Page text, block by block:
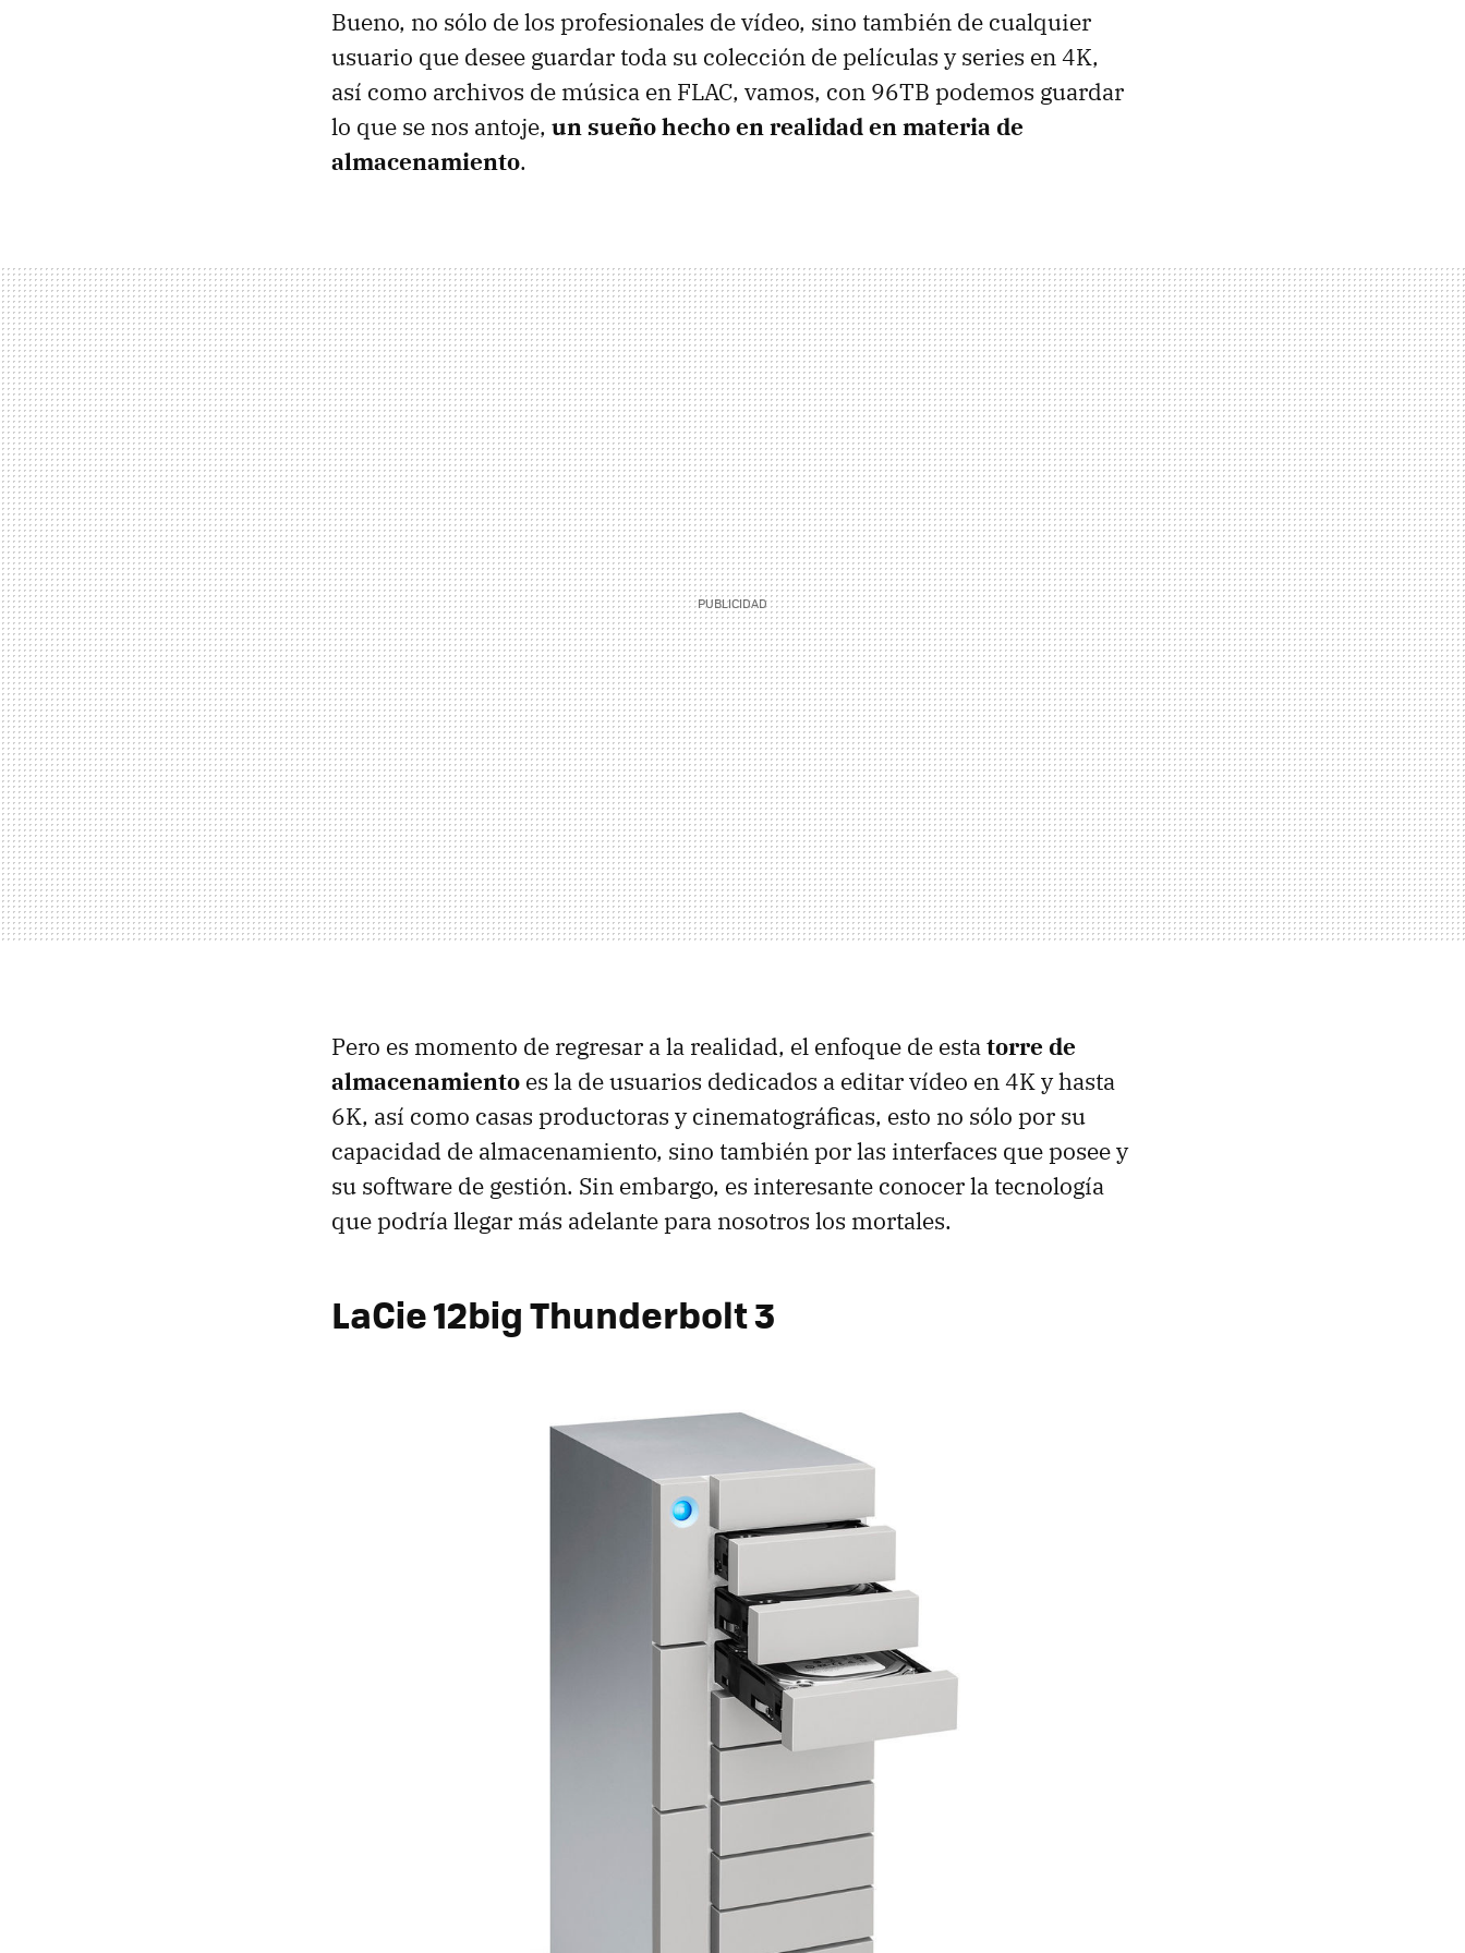
Bueno, no sólo de los profesionales de vídeo, sino también de cualquier
usuario que desee guardar toda su colección de películas y series en 4K,
así como archivos de música en FLAC, vamos, con 96TB podemos guardar
lo que se nos antoje, un sueño hecho en realidad en materia de
almacenamiento.
Pero es momento de regresar a la realidad, el enfoque de estatorre de
almacenamiento es la de usuarios dedicados a editar vídeo en 4K y hasta
6K, así como casas productoras y cinematográficas, esto no sólo por su
capacidad de almacenamiento, sino también por las interfaces que posee y
su software de gestión. Sin embargo, es interesante conocer la tecnología
que podría llegar más adelante para nosotros los mortales.
LaCie 12big Thunderbolt 3